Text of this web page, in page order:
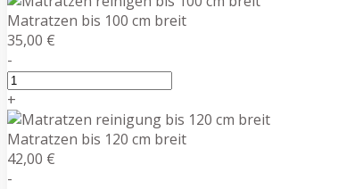
Matratzen bis 100 cm breit
35,00 €
-
+
Matratzen bis 120 cm breit
42,00 €
-